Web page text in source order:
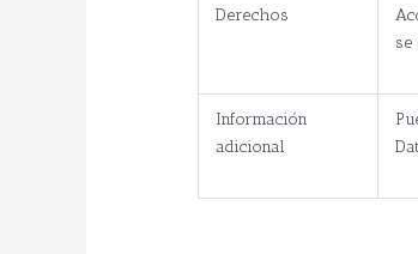
Derechos
Información
adicional